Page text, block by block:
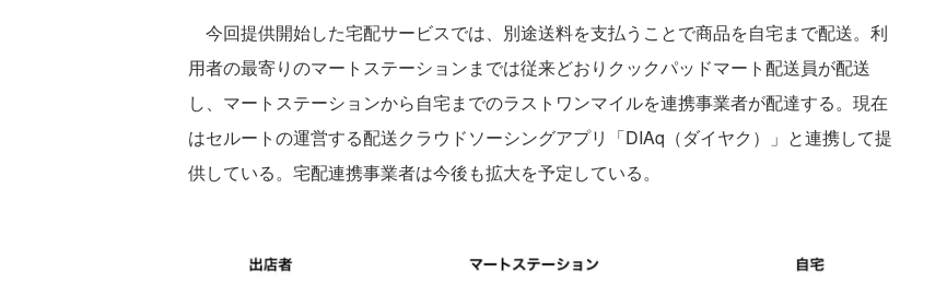
今回提供開始した宅配サービスでは、別途送料を⽀払うことで商品を⾃宅まで配送。利
⽤者の最寄りのマートステーションまでは従来どおりクックパッドマート配送員が配送
し、マートステーションから⾃宅までのラストワンマイルを連携事業者が配達する。現在
はセルートの運営する配送クラウドソーシングアプリ「DIAq（ダイヤク）」と連携して提
供している。宅配連携事業者は今後も拡⼤を予定している。